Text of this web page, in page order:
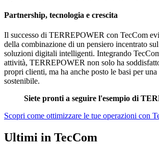
Partnership, tecnologia e crescita
Il successo di TERREPOWER con TecCom
della combinazione di un pensiero incentrato
soluzioni digitali intelligenti. Integrando
attività, TERREPOWER non solo ha
propri clienti, ma ha anche posto le basi per una
sostenibile.
Siete pronti a seguire l'esempio di
Scopri come ottimizzare le tue operazioni con
Ultimi in TecCom